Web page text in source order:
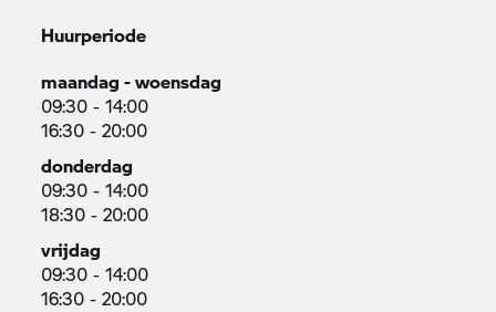
Huurperiode
maandag - woensdag
09:30 - 14:00
16:30 - 20:00
donderdag
09:30 - 14:00
18:30 - 20:00
vrijdag
09:30 - 14:00
16:30 - 20:00